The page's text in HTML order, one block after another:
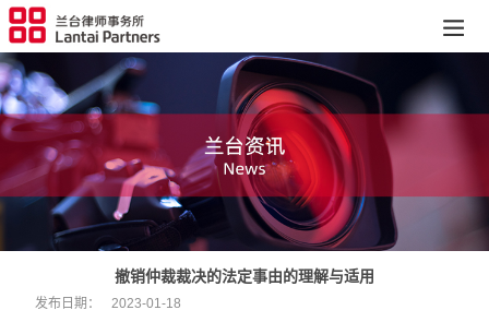
撤销仲裁裁决的法定事由的理解与适用
发布日期： 2023-01-18